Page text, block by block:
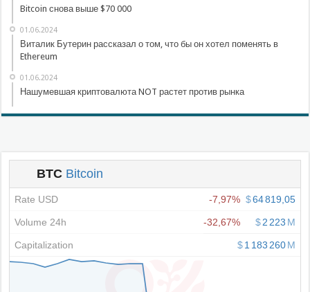
Bitcoin снова выше $70 000
01.06.2024
Виталик Бутерин рассказал о том, что бы он хотел поменять в
Ethereum
01.06.2024
Нашумевшая криптовалюта NOT растет против рынка